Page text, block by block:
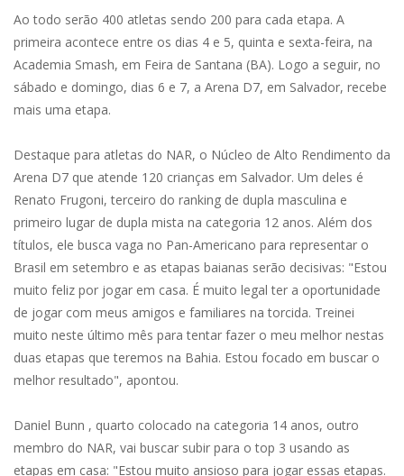
Ao todo serão 400 atletas sendo 200 para cada etapa. A
primeira acontece entre os dias 4 e 5, quinta e sexta-feira, na
Academia Smash, em Feira de Santana (BA). Logo a seguir, no
sábado e domingo, dias 6 e 7, a Arena D7, em Salvador, recebe
mais uma etapa.
Destaque para atletas do NAR, o Núcleo de Alto Rendimento da
Arena D7 que atende 120 crianças em Salvador. Um deles é
Renato Frugoni, terceiro do ranking de dupla masculina e
primeiro lugar de dupla mista na categoria 12 anos. Além dos
títulos, ele busca vaga no Pan-Americano para representar o
Brasil em setembro e as etapas baianas serão decisivas: "Estou
muito feliz por jogar em casa. É muito legal ter a oportunidade
de jogar com meus amigos e familiares na torcida. Treinei
muito neste último mês para tentar fazer o meu melhor nestas
duas etapas que teremos na Bahia. Estou focado em buscar o
melhor resultado", apontou.
Daniel Bunn , quarto colocado na categoria 14 anos, outro
membro do NAR, vai buscar subir para o top 3 usando as
etapas em casa: "Estou muito ansioso para jogar essas etapas.